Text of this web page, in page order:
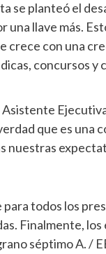
se planteó el
una llave más.
con una
concursos
que es
nuestras
todos los
Finalmente,
séptimo A. /